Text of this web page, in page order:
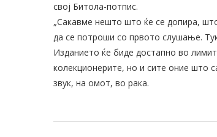
свој Битола-потпис.
„Сакавме нешто што ќе се допира,
да се потроши со првото слушање.
Изданието ќе биде достапно во
колекционерите, но и сите оние што
звук, на омот, во рака.